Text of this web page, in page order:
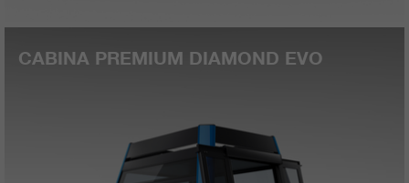
CABINA PREMIUM DIAMOND EVO